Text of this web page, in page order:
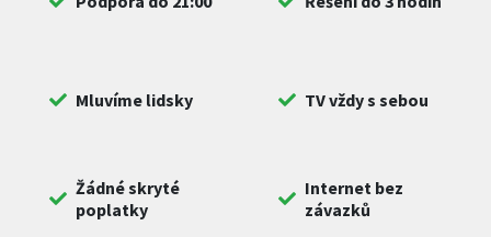
Mluvíme lidsky TV vždy s sebou
Žádné skryté
poplatky
Internet bez
závazků